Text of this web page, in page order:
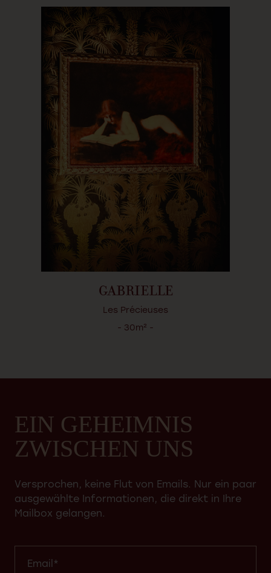
GABRIELLE
Les Précieuses
- 30m² -
EIN GEHEIMNIS
ZWISCHEN UNS
Versprochen, keine Flut von Emails. Nur ein paar
ausgewählte Informationen, die direkt in Ihre
Mailbox gelangen.